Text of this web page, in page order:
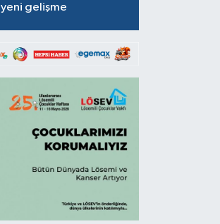
yeni gelişme